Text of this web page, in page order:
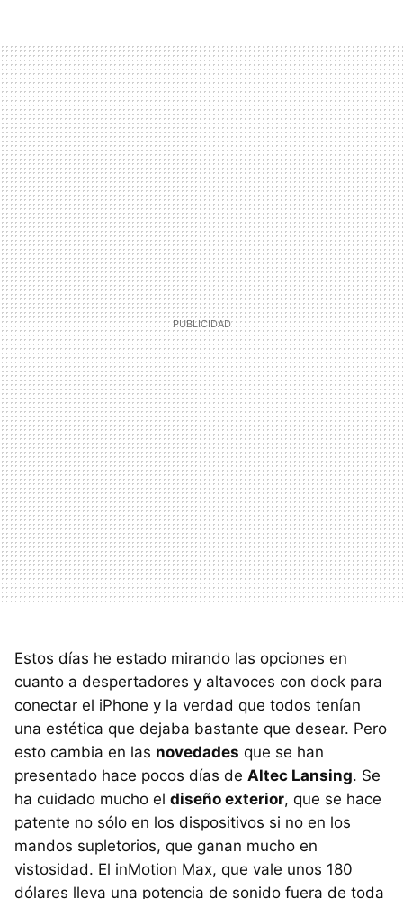
Estos días he estado mirando las opciones en
cuanto a despertadores y altavoces con dock para
conectar el iPhone y la verdad que todos tenían
una estética que dejaba bastante que desear. Pero
esto cambia en las novedades que se han
presentado hace pocos días de Altec Lansing. Se
ha cuidado mucho el diseño exterior, que se hace
patente no sólo en los dispositivos si no en los
mandos supletorios, que ganan mucho en
vistosidad. El inMotion Max, que vale unos 180
dólares lleva una potencia de sonido fuera de toda